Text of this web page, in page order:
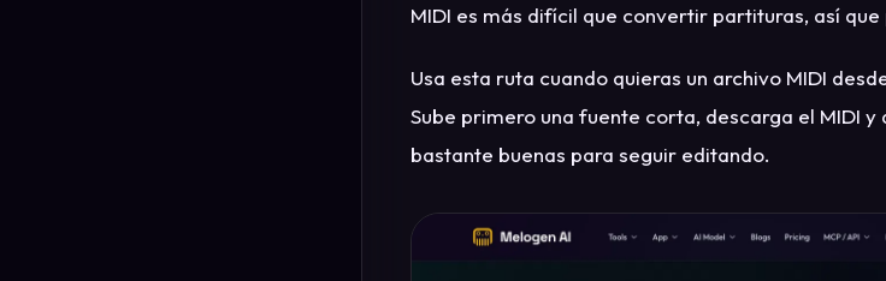
MIDI es más difícil que convertir partituras, así
Usa esta ruta cuando quieras un archivo MIDI
Sube primero una fuente corta, descarga el MIDI
bastante buenas para seguir editando.